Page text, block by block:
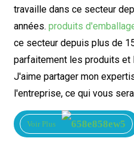
travaille dans ce secteur
années. produits
ce secteur depuis plus de
parfaitement les produits et
J'aime partager mon
l'entreprise, ce qui vous
Voir Plus